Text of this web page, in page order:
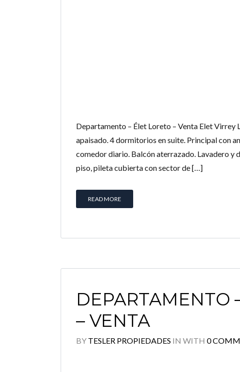
Departamento – Élet Loreto – Venta Elet
apaisado. 4 dormitorios en suite. Principal con
comedor diario. Balcón aterrazado. Lavadero y
piso, pileta cubierta con sector de […]
READ MORE
DEPARTAMENTO
– VENTA
BY TESLER PROPIEDADES IN WITH 0